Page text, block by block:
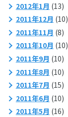
2012年1月 (13)
2011年12月 (10)
2011年11月 (8)
2011年10月 (10)
2011年9月 (10)
2011年8月 (10)
2011年7月 (15)
2011年6月 (10)
2011年5月 (16)